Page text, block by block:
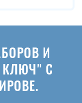
И
КЛЮЧ" С